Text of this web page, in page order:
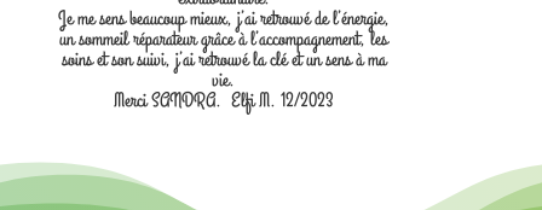
Je me sens beaucoup mieux, j’ai retrouvé de l’énergie,
un sommeil réparateur grâce à l’accompagnement, les
soins et son suivi, j’ai retrouvé la clé et un sens à ma
vie.
Merci SANDRA. Elfi M. 12/2023